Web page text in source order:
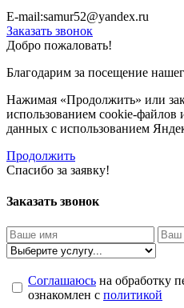
E-mail:samur52@yandex.ru
Заказать звонок
Добро пожаловать!
Благодарим за посещение
Нажимая «Продолжить» или
использованием cookie-файлов
данных с использованием
Продолжить
Спасибо за заявку!
Заказать звонок
Соглашаюсь на обработку
ознакомлен с политикой